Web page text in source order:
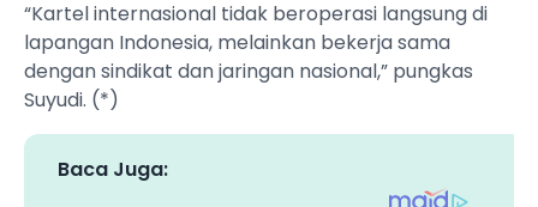
“Kartel internasional tidak beroperasi langsung di
lapangan Indonesia, melainkan bekerja sama
dengan sindikat dan jaringan nasional,” pungkas
Suyudi. (*)
Baca Juga: